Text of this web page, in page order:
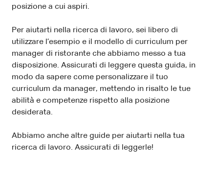
posizione a cui aspiri.
Per aiutarti nella ricerca di lavoro, sei libero di
utilizzare l’esempio e il modello di curriculum per
manager di ristorante che abbiamo messo a tua
disposizione. Assicurati di leggere questa guida, in
modo da sapere come personalizzare il tuo
curriculum da manager, mettendo in risalto le tue
abilità e competenze rispetto alla posizione
desiderata.
Abbiamo anche altre guide per aiutarti nella tua
ricerca di lavoro. Assicurati di leggerle!